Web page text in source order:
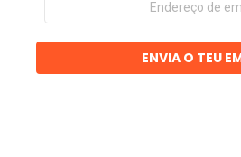
email
ENVIA O TEU